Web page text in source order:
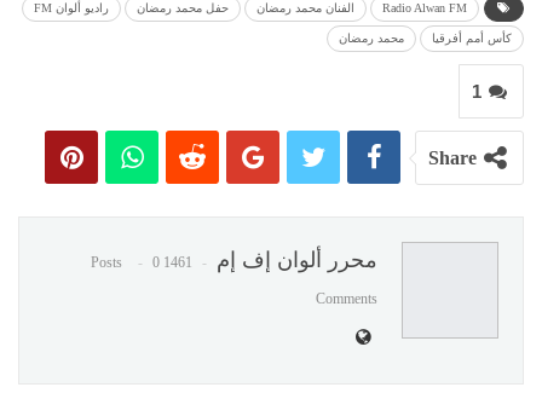
Radio Alwan FM الفنان محمد رمضان حفل محمد رمضان راديو ألوان FM
كأس أمم أفرقيا محمد رمضان
1
Share
محرر ألوان إف إم 1461 Posts
0
Comments